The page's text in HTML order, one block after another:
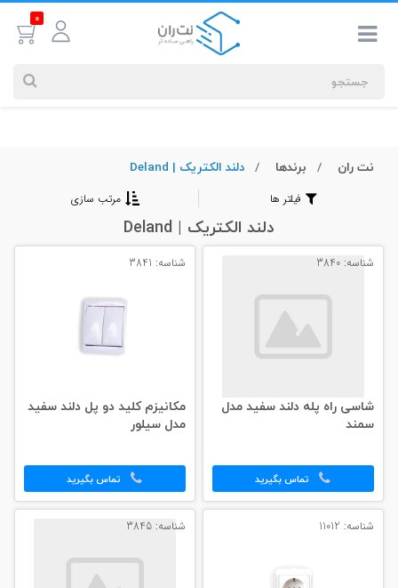
0
جستجوهای
بیشترین
#کابل شبکه لگراند #کابل شبکه نگزنس
نت ران برندها دلند الکتریک | Deland
فیلتر ها مرتب سازی
دلند الکتریک | Deland
شناسه: 3840
شاسی راه پله دلند سفید مدل
سمند
تماس بگیرید
شناسه: 3841
مکانیزم کلید دو پل دلند سفید
مدل سیلور
تماس بگیرید
شناسه: 11012 شناسه: 3845